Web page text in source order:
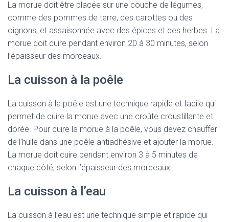
La morue doit être placée sur une couche de légumes,
comme des pommes de terre, des carottes ou des
oignons, et assaisonnée avec des épices et des herbes. La
morue doit cuire pendant environ 20 à 30 minutes, selon
l’épaisseur des morceaux.
La cuisson à la poêle
La cuisson à la poêle est une technique rapide et facile qui
permet de cuire la morue avec une croûte croustillante et
dorée. Pour cuire la morue à la poêle, vous devez chauffer
de l’huile dans une poêle antiadhésive et ajouter la morue.
La morue doit cuire pendant environ 3 à 5 minutes de
chaque côté, selon l’épaisseur des morceaux.
La cuisson à l’eau
La cuisson à l’eau est une technique simple et rapide qui